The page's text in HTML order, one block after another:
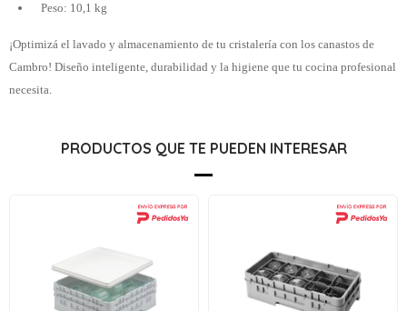
Peso: 10,1 kg
¡Optimizá el lavado y almacenamiento de tu cristalería con los canastos de
Cambro! Diseño inteligente, durabilidad y la higiene que tu cocina profesional
necesita.
PRODUCTOS QUE TE PUEDEN INTERESAR